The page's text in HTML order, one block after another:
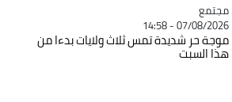
Catégorie
مجتمع
07/08/2026 - 14:58
موجة حر شديدة تمس ثلاث ولايات بدءا من
هذا السبت